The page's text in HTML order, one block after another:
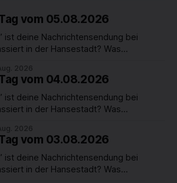
vom 05.08.2026
ist deine Nachrichtensendung bei
in der Hansestadt? Was
Fragen, die von Montag bis Freitag LIVE
werden - auf YouTube und im TV.
2026
vom 04.08.2026
ist deine Nachrichtensendung bei
in der Hansestadt? Was
Fragen, die von Montag bis Freitag LIVE
werden - auf YouTube und im TV.
2026
vom 03.08.2026
ist deine Nachrichtensendung bei
in der Hansestadt? Was